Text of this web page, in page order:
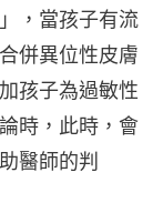
，當孩子有流
併異位性皮膚
孩子為過敏性
時，此時，會
醫師的判